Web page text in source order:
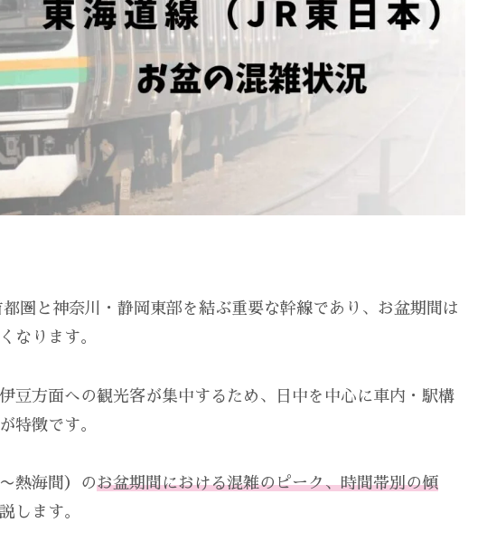
都圏と神奈川・静岡東部を結ぶ重要な幹線であり、お盆期間は
なります。
豆方面への観光客が集中するため、日中を中心に車内・駅構
特徴です。
熱海間）のお盆期間における混雑のピーク、時間帯別の傾
します。